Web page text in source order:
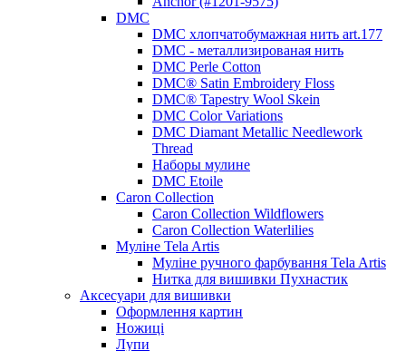
DMC
DMC хлопчатобумажная нить art.177
DMC - металлизированая нить
DMC Perle Cotton
DMC® Satin Embroidery Floss
DMC® Tapestry Wool Skein
DMC Color Variations
DMC Diamant Metallic Needlework
Thread
Наборы мулине
DMC Etoile
Caron Collection
Caron Collection Wildflowers
Caron Collection Waterlilies
Муліне Tela Artis
Муліне ручного фарбування Tela Artis
Нитка для вишивки Пухнастик
Аксесуари для вишивки
Оформлення картин
Ножиці
Лупи